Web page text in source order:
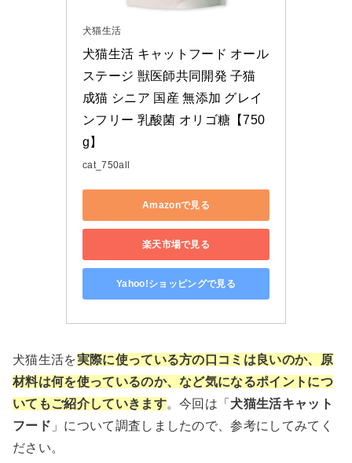
犬猫生活
犬猫生活 キャットフード オール
ステージ 獣医師共同開発 子猫
成猫 シニア 国産 無添加 グレイ
ンフリー 乳酸菌 オリゴ糖【750
g】
cat_750all
Amazonで見る
楽天市場で見る
Yahoo!ショッピングで見る
犬猫生活を実際に使っている方の口コミは良いのか、原
材料は何を使っているのか、など気になるポイントにつ
いてもご紹介していきます。今回は「 犬猫生活キャット
フード 」について調査しましたので、参考にしてみてく
ださい。